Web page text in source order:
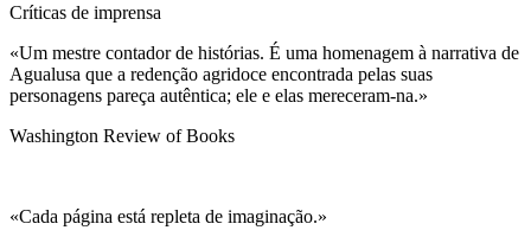
Críticas de imprensa
«Um mestre contador de histórias. É uma homenagem à narrativa de
Agualusa que a redenção agridoce encontrada pelas suas
personagens pareça autêntica; ele e elas mereceram-na.»
Washington Review of Books
«Cada página está repleta de imaginação.»